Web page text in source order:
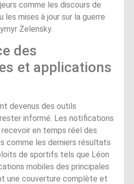
comme les discours de
les mises à jour sur la guerre
Zelensky.
des
et applications
devenus des outils
informé. Les notifications
en temps réel des
comme les derniers résultats
de sportifs tels que Léon
mobiles des principales
une couverture complète et